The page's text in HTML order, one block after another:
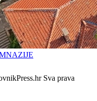
Sva prava